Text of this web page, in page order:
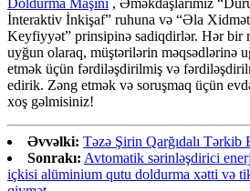
İnteraktiv İnkişaf” ruhuna və “Əla
Keyfiyyət” prinsipinə sadiqdirlər. Hər bir
uyğun olaraq, müştərilərin məqsədlərinə
etmək üçün fərdiləşdirilmiş və
edirik. Zəng etmək və soruşmaq üçün
xoş gəlmisiniz!
Əvvəlki: Təzə Şirin Qarğıdalı Tərkib
Sonrakı: Avtomatik sərinləşdirici
içkisi alüminium qutu doldurma xətti və